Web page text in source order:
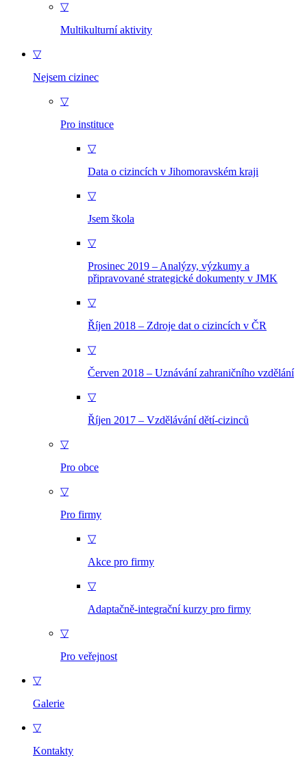
▽
Multikulturní aktivity
▽
Nejsem cizinec
▽
Pro instituce
▽
Data o cizincích v Jihomoravském kraji
▽
Jsem škola
▽
Prosinec 2019 – Analýzy, výzkumy a
připravované strategické dokumenty v JMK
▽
Říjen 2018 – Zdroje dat o cizincích v ČR
▽
Červen 2018 – Uznávání zahraničního vzdělání
▽
Říjen 2017 – Vzdělávání dětí-cizinců
▽
Pro obce
▽
Pro firmy
▽
Akce pro firmy
▽
Adaptačně-integrační kurzy pro firmy
▽
Pro veřejnost
▽
Galerie
▽
Kontakty